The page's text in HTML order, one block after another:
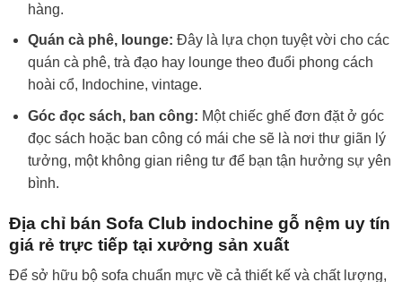
hàng.
Quán cà phê, lounge: Đây là lựa chọn tuyệt vời cho các
quán cà phê, trà đạo hay lounge theo đuổi phong cách
hoài cổ, Indochine, vintage.
Góc đọc sách, ban công: Một chiếc ghế đơn đặt ở góc
đọc sách hoặc ban công có mái che sẽ là nơi thư giãn lý
tưởng, một không gian riêng tư để bạn tận hưởng sự yên
bình.
Địa chỉ bán Sofa Club indochine gỗ nệm uy tín
giá rẻ trực tiếp tại xưởng sản xuất
Để sở hữu bộ sofa chuẩn mực về cả thiết kế và chất lượng,